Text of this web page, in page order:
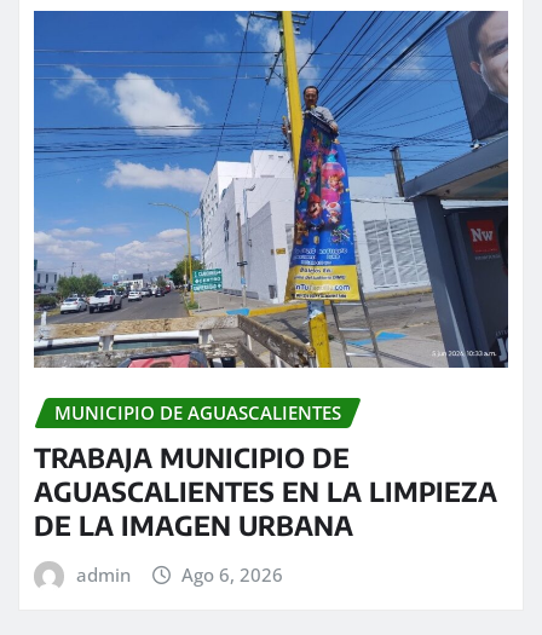
MUNICIPIO DE AGUASCALIENTES
TRABAJA MUNICIPIO DE
AGUASCALIENTES EN LA LIMPIEZA
DE LA IMAGEN URBANA
admin Ago 6, 2026